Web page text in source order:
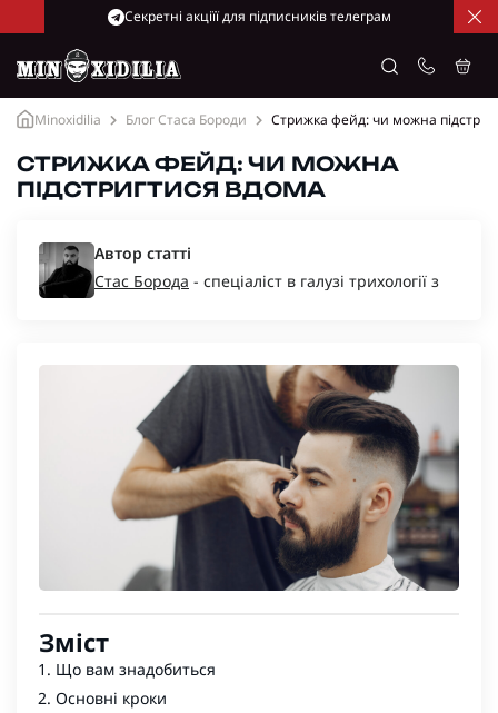
Cекретні акціїї для підписників телеграм
Minoxidilia Блог Стаса Бороди Стрижка фейд: чи можна
СТРИЖКА ФЕЙД: ЧИ МОЖНА
ПІДСТРИГТИСЯ ВДОМА
Автор статті
Стас Борода - спеціаліст в галузі трихології з
Зміст
Що вам знадобиться
Основні кроки